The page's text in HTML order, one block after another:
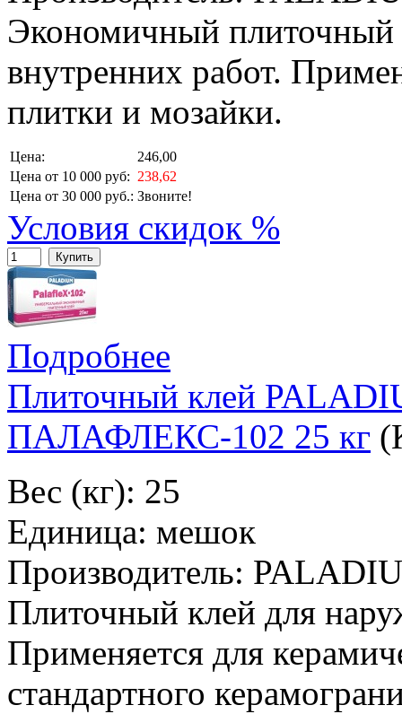
Экономичный
внутренних работ.
плитки и мозайки.
Цена:
246,00
Цена от 10 000 руб: 238,62
Цена от 30 000 руб.: Звоните!
Условия скидок %
Купить
Подробнее
Плиточный клей
ПАЛАФЛЕКС-102 25 кг
Вес (кг): 25
Единица: мешок
Производитель:
Плиточный клей для
Применяется для
стандартного